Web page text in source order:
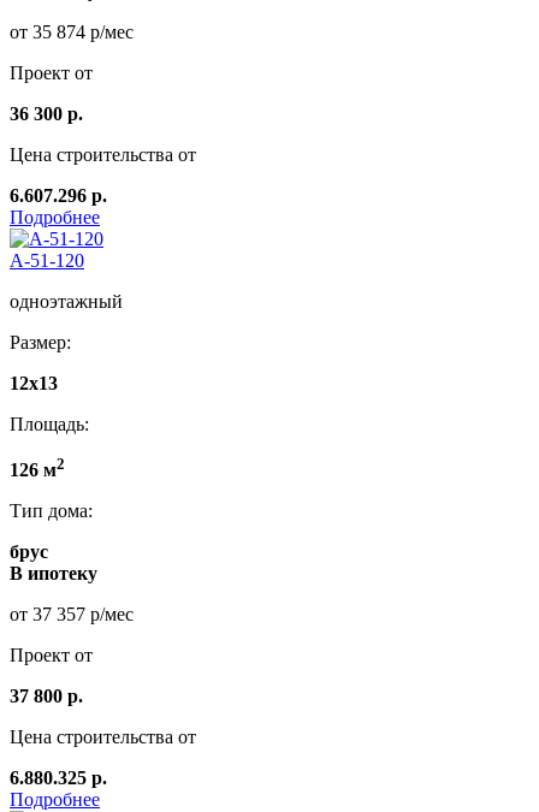
от 35 874 р/мес
Проект от
36 300 р.
Цена строительства от
6.607.296 р.
Подробнее
А-51-120
одноэтажный
Размер:
12х13
Площадь:
126 м2
Тип дома:
брус
В ипотеку
от 37 357 р/мес
Проект от
37 800 р.
Цена строительства от
6.880.325 р.
Подробнее